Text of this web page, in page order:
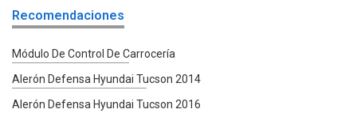
Recomendaciones
Módulo De Control De Carrocería
Alerón Defensa Hyundai Tucson 2014
Alerón Defensa Hyundai Tucson 2016